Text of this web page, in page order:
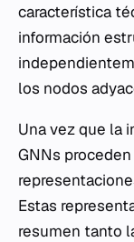
característica
información
los nodos
Una vez que la
GNNs
Estas
resumen tanto